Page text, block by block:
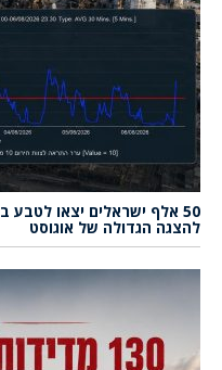
50 אלף ישראלים יצאו
להצגה הגדולה של אוגוסט